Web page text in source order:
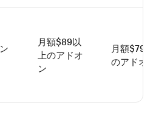
月額$89以
上のアドオ
ン
月額$79
のアドオ